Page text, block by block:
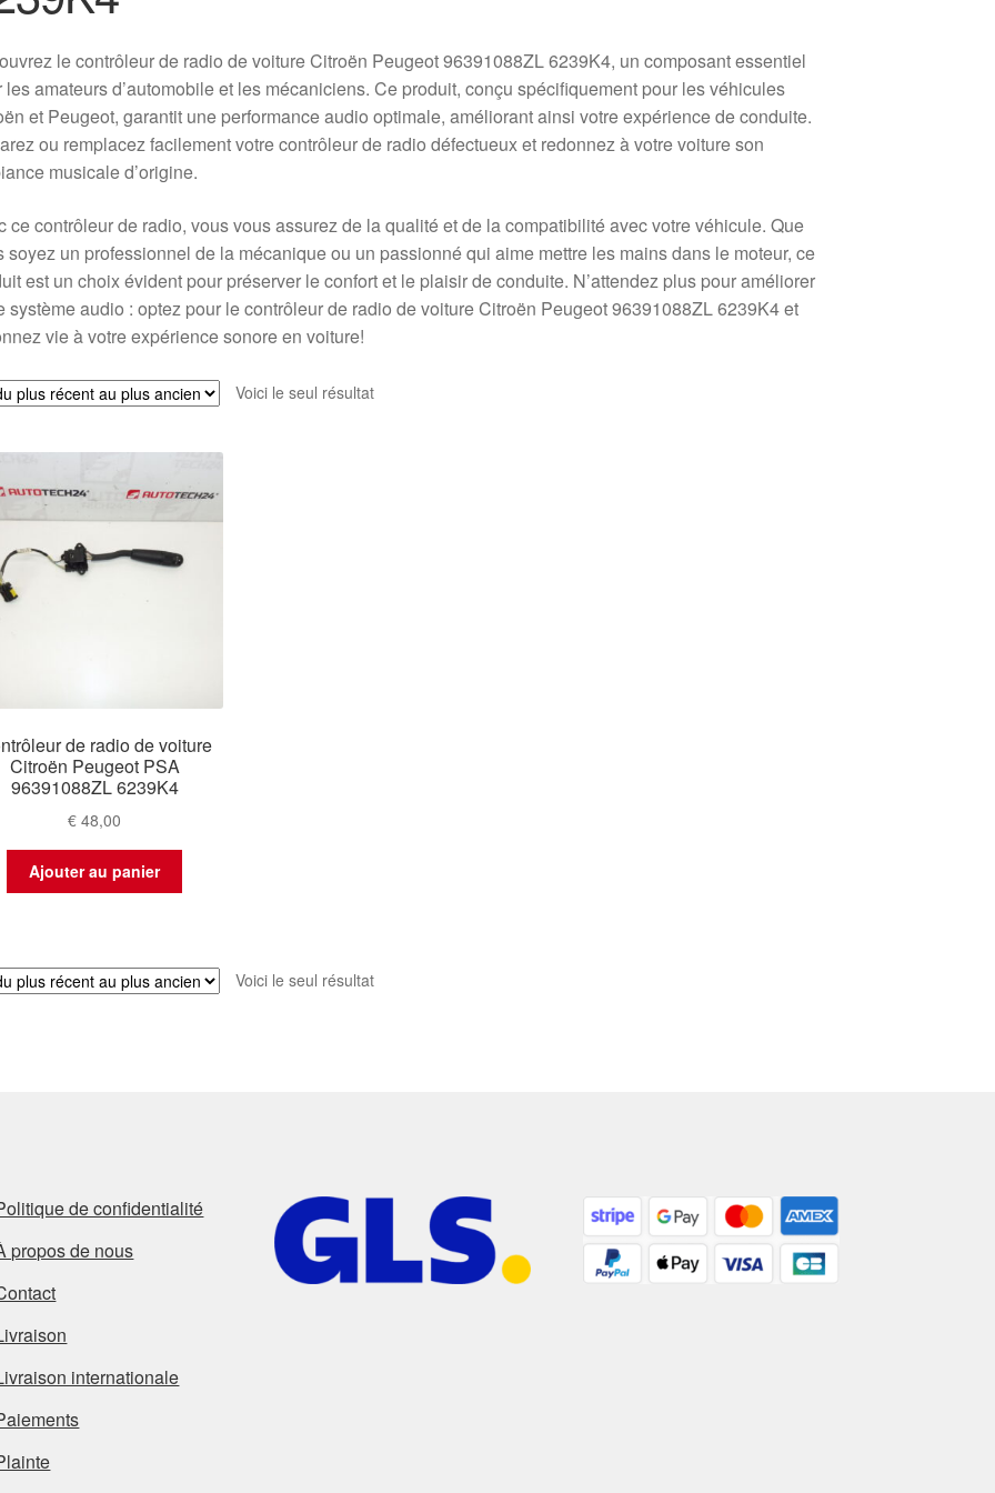
le contrôleur de radio de voiture Citroën Peugeot 96391088ZL 6239K4, un composant essentiel
les amateurs d’automobile et les mécaniciens. Ce produit, conçu spécifiquement pour les véhicules
et Peugeot, garantit une performance audio optimale, améliorant ainsi votre expérience de conduite.
ou remplacez facilement votre contrôleur de radio défectueux et redonnez à votre voiture son
musicale d’origine.
ce contrôleur de radio, vous vous assurez de la qualité et de la compatibilité avec votre véhicule. Que
soyez un professionnel de la mécanique ou un passionné qui aime mettre les mains dans le moteur, ce
est un choix évident pour préserver le confort et le plaisir de conduite. N’attendez plus pour améliorer
système audio : optez pour le contrôleur de radio de voiture Citroën Peugeot 96391088ZL 6239K4 et
vie à votre expérience sonore en voiture!
Voici le seul résultat
de radio de voiture
Citroën Peugeot PSA
96391088ZL 6239K4
€ 48,00
Ajouter au panier
Voici le seul résultat
de confidentialité
propos de nous
internationale